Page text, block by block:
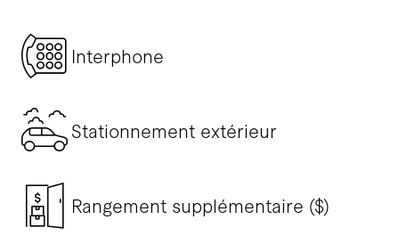
Interphone
Stationnement extérieur
Rangement supplémentaire ($)